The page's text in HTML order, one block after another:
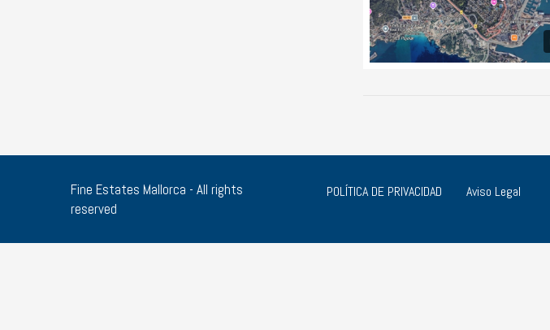
Fine Estates Mallorca - All rights
reserved
POLÍTICA DE PRIVACIDAD Aviso Legal